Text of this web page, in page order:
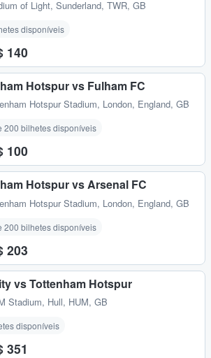
of Light, Sunderland, TWR, GB
disponíveis
140
Hotspur vs Fulham FC
Hotspur Stadium, London, England, GB
200 bilhetes disponíveis
100
Hotspur vs Arsenal FC
Hotspur Stadium, London, England, GB
200 bilhetes disponíveis
203
vs Tottenham Hotspur
Stadium, Hull, HUM, GB
disponíveis
351